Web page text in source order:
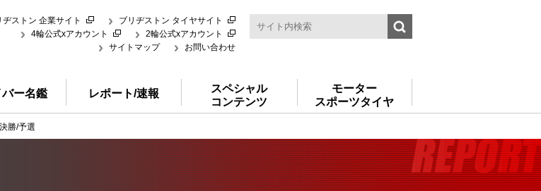
ヂストン 企業サイト
ブリヂストン タイヤサイト
4輪公式xアカウント
2輪公式xアカウント
サイトマップ
お問い合わせ
バー名鑑 レポート/速報
スペシャル
コンテンツ
モーター
スポーツタイヤ
勝/予選